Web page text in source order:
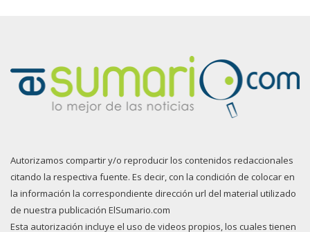
Autorizamos compartir y/o reproducir los contenidos redaccionales
citando la respectiva fuente. Es decir, con la condición de colocar en
la información la correspondiente dirección url del material utilizado
de nuestra publicación ElSumario.com
Esta autorización incluye el uso de videos propios, los cuales tienen